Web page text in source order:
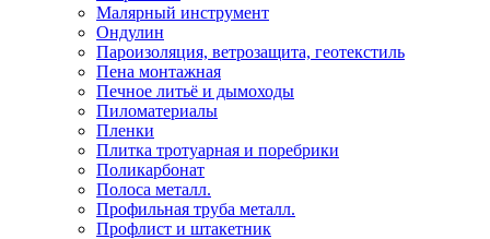
Малярный инструмент
Ондулин
Пароизоляция, ветрозащита, геотекстиль
Пена монтажная
Печное литьё и дымоходы
Пиломатериалы
Пленки
Плитка тротуарная и поребрики
Поликарбонат
Полоса металл.
Профильная труба металл.
Профлист и штакетник